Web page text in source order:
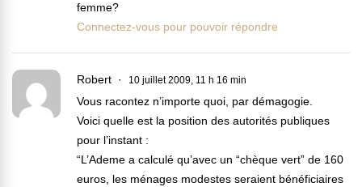
femme?
Connectez-vous pour pouvoir répondre
Robert 10 juillet 2009, 11 h 16 min
Vous racontez n’importe quoi, par démagogie.
Voici quelle est la position des autorités publiques
pour l’instant :
“L’Ademe a calculé qu’avec un “chèque vert” de 160
euros, les ménages modestes seraient bénéficiaires